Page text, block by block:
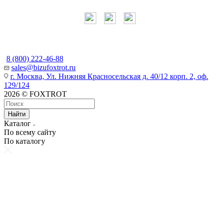
8 (800) 222-46-88
sales@bizufoxtrot.ru
г. Москва, Ул. Нижняя Красносельская д. 40/12 корп. 2, оф.
129/124
2026 © FOXTROT
Найти
Каталог
По всему сайту
По каталогу